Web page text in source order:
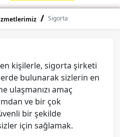
Sigorta
kişilerle, sigorta şirketi
bulunarak sizlerin en
ulaşmanızı amaç
ve bir çok
bir şekilde
için sağlamak.